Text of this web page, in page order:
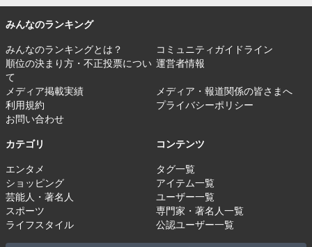
みんなのランキング
みんなのランキングとは？
コミュニティガイドライン
順位の決まり方・不正投票につい
て
運営者情報
メディア掲載実績
メディア・報道関係の皆さまへ
利用規約
プライバシーポリシー
お問い合わせ
カテゴリ
エンタメ
ショッピング
芸能人・著名人
スポーツ
ライフスタイル
コンテンツ
タグ一覧
アイテム一覧
ユーザー一覧
専門家・著名人一覧
公認ユーザー一覧